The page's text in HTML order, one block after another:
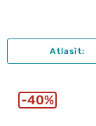
Atlasīt:
40%